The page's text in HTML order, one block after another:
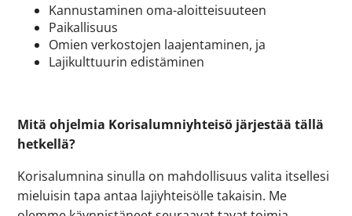
Kannustaminen oma-aloitteisuuteen
Paikallisuus
Omien verkostojen laajentaminen, ja
Lajikulttuurin edistäminen
Mitä ohjelmia Korisalumniyhteisö järjestää tällä
hetkellä?
Korisalumnina sinulla on mahdollisuus valita itsellesi
mieluisin tapa antaa lajiyhteisölle takaisin. Me